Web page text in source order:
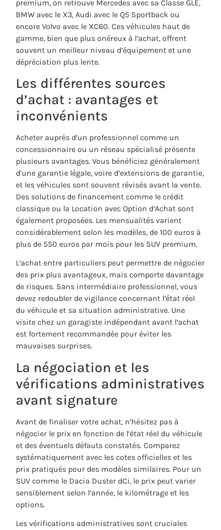
premium, on retrouve Mercedes avec sa Classe GLE,
BMW avec le X3, Audi avec le Q5 Sportback ou
encore Volvo avec le XC60. Ces véhicules haut de
gamme, bien que plus onéreux à l’achat, offrent
souvent un meilleur niveau d’équipement et une
dépréciation plus lente.
Les différentes sources
d’achat : avantages et
inconvénients
Acheter auprès d’un professionnel comme un
concessionnaire ou un réseau spécialisé présente
plusieurs avantages. Vous bénéficiez généralement
d’une garantie légale, voire d’extensions de garantie,
et les véhicules sont souvent révisés avant la vente.
Des solutions de financement comme le crédit
classique ou la Location avec Option d’Achat sont
également proposées. Les mensualités varient
considérablement selon les modèles, de 100 euros à
plus de 550 euros par mois pour les SUV premium.
L’achat entre particuliers peut permettre de négocier
des prix plus avantageux, mais comporte davantage
de risques. Sans intermédiaire professionnel, vous
devez redoubler de vigilance concernant l’état réel
du véhicule et sa situation administrative. Une
visite chez un garagiste indépendant avant l’achat
est fortement recommandée pour éviter les
mauvaises surprises.
La négociation et les
vérifications administratives
avant signature
Avant de finaliser votre achat, n’hésitez pas à
négocier le prix en fonction de l’état réel du véhicule
et des éventuels défauts constatés. Comparez
systématiquement avec les cotes officielles et les
prix pratiqués pour des modèles similaires. Pour un
SUV comme le Dacia Duster dCi, le prix peut varier
sensiblement selon l’année, le kilométrage et les
options.
Les vérifications administratives sont cruciales